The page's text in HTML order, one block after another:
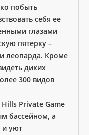
побыть
себя ее
глазами
пятерку –
леопарда. Кроме
диких
300 видов
Private Game
бассейном, а
и уют